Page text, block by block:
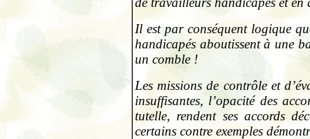
Il est par conséquent logique
handicapés aboutissent à une
un comble !
Les missions de contrôle et
insuffisantes, l’opacité des
tutelle, rendent ses accords
certains contre exemples